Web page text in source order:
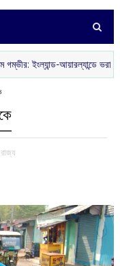
আয়ারল্যান্ডে ভরাডুবির পর
,রাজ্য